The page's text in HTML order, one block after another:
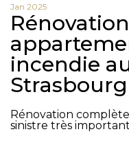
Jan 2025
incendie
Strasbourg
Rénovation
sinistre très
En cochant cette
Vérification